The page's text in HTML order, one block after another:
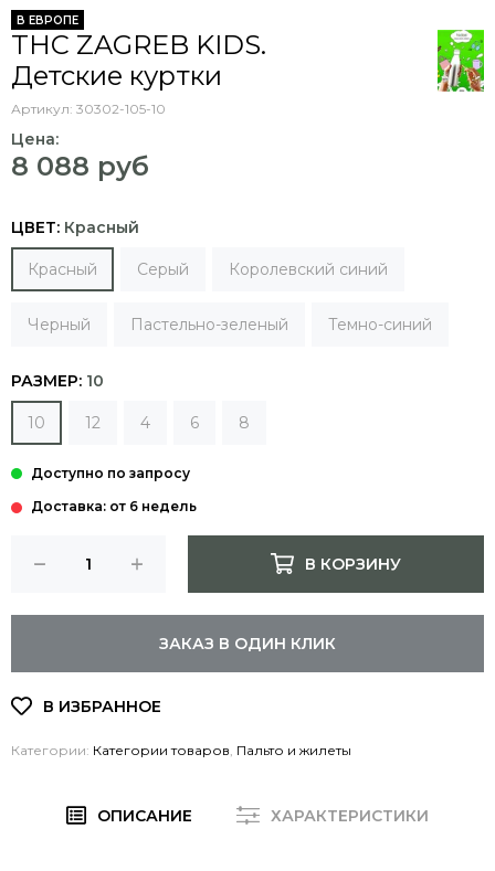
В ЕВРОПЕ
THC ZAGREB KIDS.
Детские куртки
Артикул: 30302-105-10
Цена:
8 088 руб
ЦВЕТ: Красный
Красный Серый Королевский синий
Черный Пастельно-зеленый Темно-синий
РАЗМЕР: 10
10 12 4 6 8
Доставка: от 6 недель
В КОРЗИНУ
ЗАКАЗ В ОДИН КЛИК
Категории: Категории товаров Пальто и жилеты
ОПИСАНИЕ ХАРАКТЕРИСТИКИ